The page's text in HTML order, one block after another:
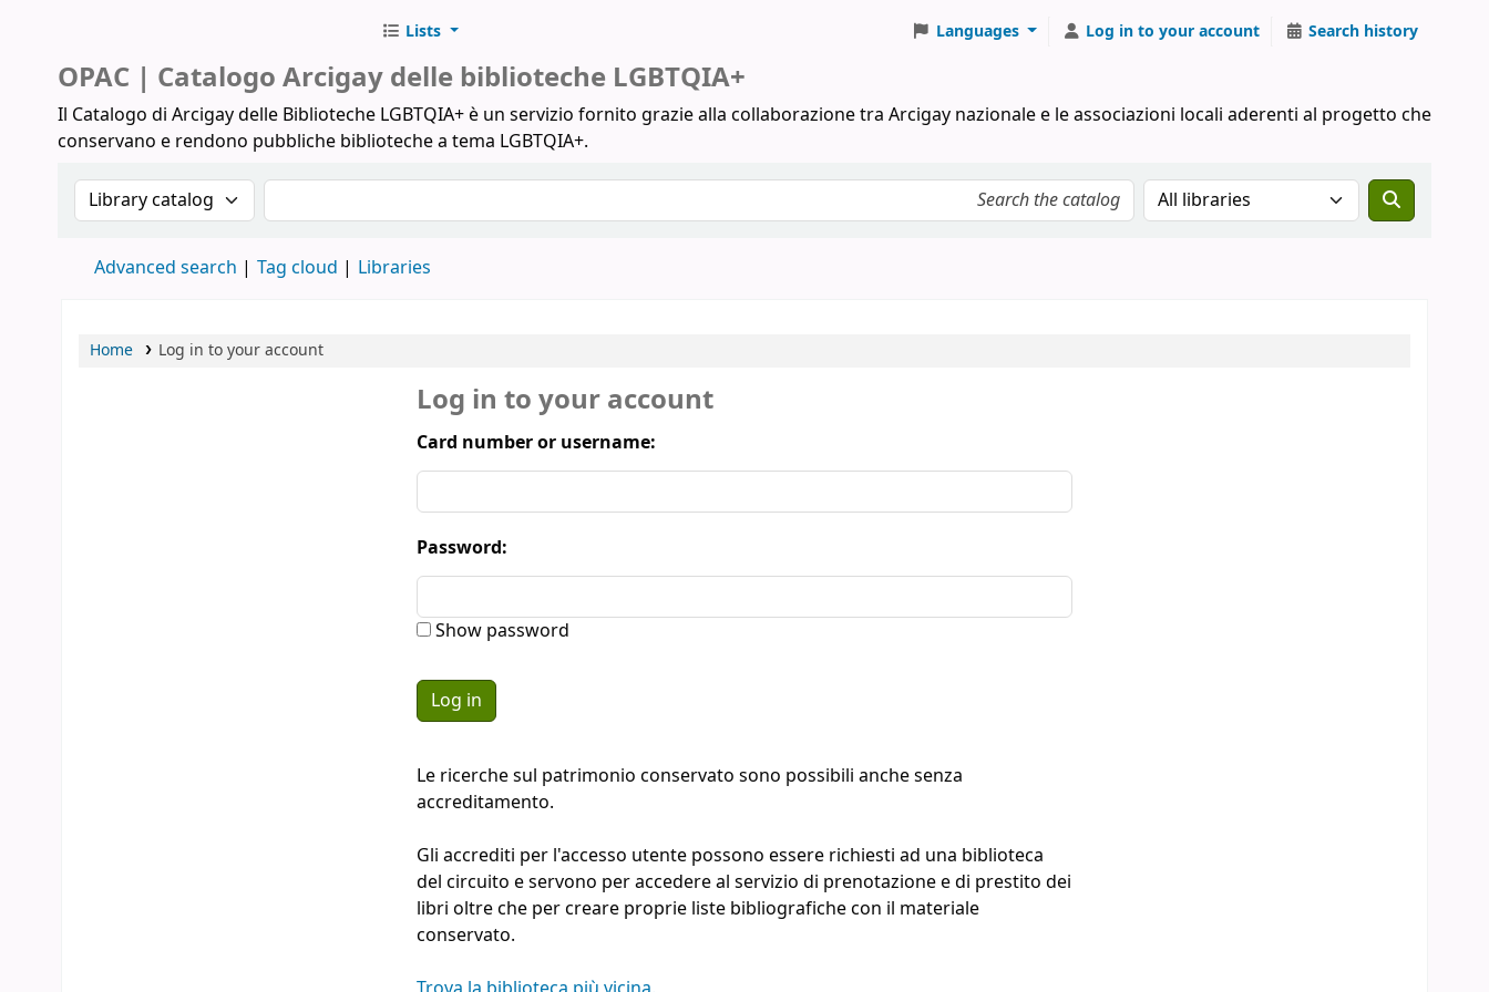
Biblioteche Arcigay
Lists Languages Log in to your account Search history
OPAC | Catalogo Arcigay delle biblioteche LGBTQIA+
Il Catalogo di Arcigay delle Biblioteche LGBTQIA+ è un servizio fornito grazie alla collaborazione tra Arcigay nazionale e le associazioni locali aderenti al progetto che
conservano e rendono pubbliche biblioteche a tema LGBTQIA+.
Search the catalog by:Search the catalog Search the catalog in:
Advanced search Tag cloud Libraries
Home Log in to your account
Log in to your account
Card number or username:
Password:
Show password
Le ricerche sul patrimonio conservato sono possibili anche senza
accreditamento.
Gli accrediti per l'accesso utente possono essere richiesti ad una biblioteca
del circuito e servono per accedere al servizio di prenotazione e di prestito dei
libri oltre che per creare proprie liste bibliografiche con il materiale
conservato.